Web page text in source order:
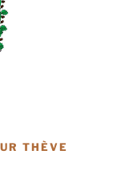
THÈVE